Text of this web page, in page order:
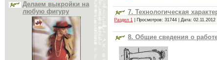
7. Технологическая
Раздел 1 | Просмотров: 31744 | Дата: 02.11.2012
8. Общие сведения о